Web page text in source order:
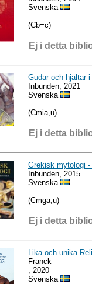
Svenska
(Cb=c)
Ej i detta
Gudar och hjältar
Inbunden, 2021
Svenska
(Cmia,u)
Ej i detta
Grekisk mytologi
Inbunden, 2015
Svenska
(Cmga,u)
Ej i detta
Lika och unika
Franck
, 2020
Svenska